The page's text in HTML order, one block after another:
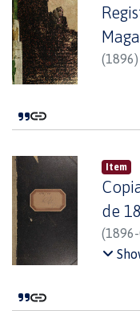
(1896)
Item
de
(